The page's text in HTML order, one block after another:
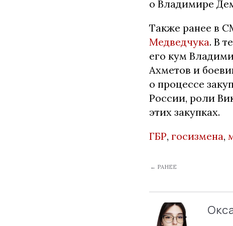
о Владимире
Также ранее в
Медведчука. В
его кум
Ахметов и
о процессе
России, роли
этих закупках.
ГБР, госизмена,
← РАНЕЕ